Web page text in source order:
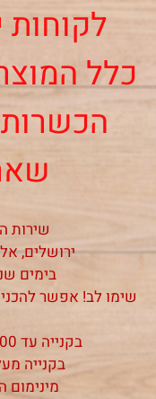
לקוחות
כלל
שירות
ירושלים,
בימים
שימו לב! אפשר להכניס
בקנייה עד 300 ש"ח - דמי משלוח 15 ש"ח
בקנייה מעל 300 ש"ח - משלוח
מינימום